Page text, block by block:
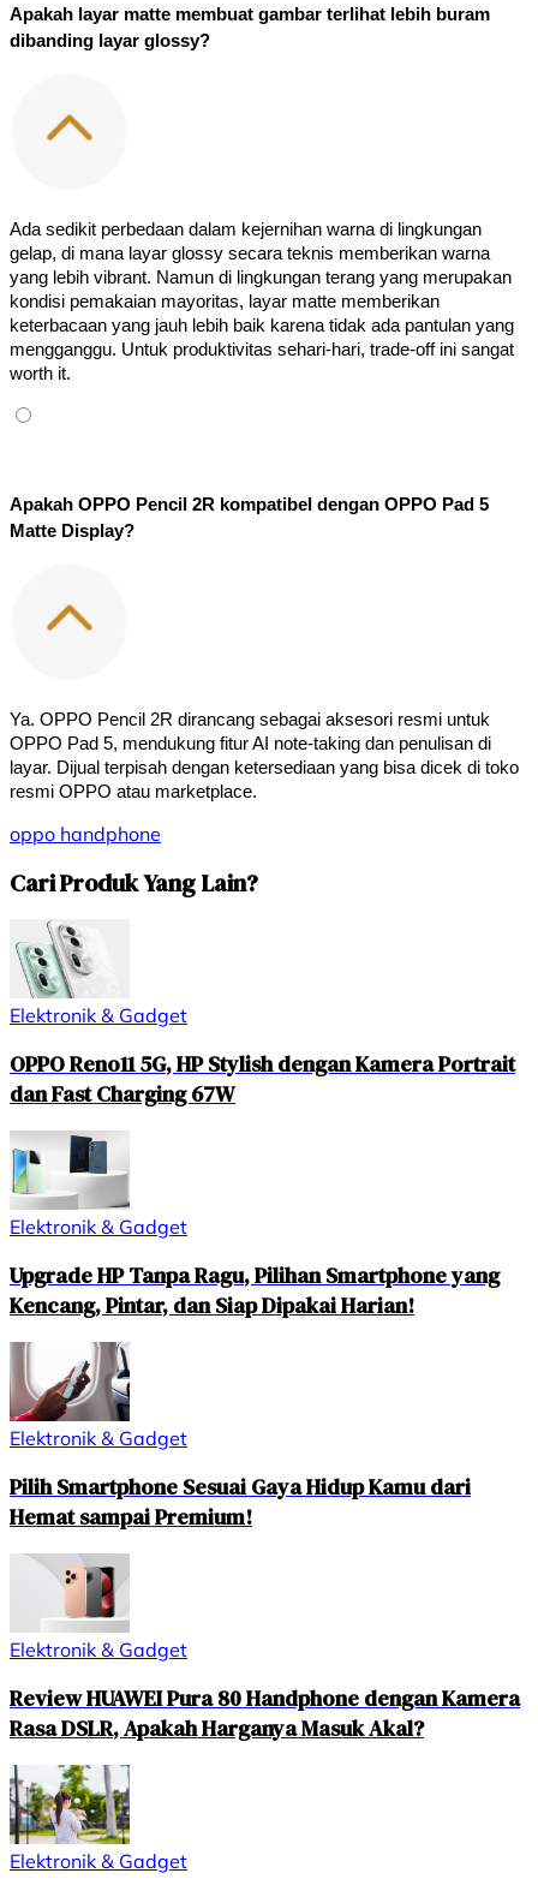
Apakah layar matte membuat gambar terlihat lebih buram
dibanding layar glossy?
Ada sedikit perbedaan dalam kejernihan warna di lingkungan
gelap, di mana layar glossy secara teknis memberikan warna
yang lebih vibrant. Namun di lingkungan terang yang merupakan
kondisi pemakaian mayoritas, layar matte memberikan
keterbacaan yang jauh lebih baik karena tidak ada pantulan yang
mengganggu. Untuk produktivitas sehari-hari, trade-off ini sangat
worth it.
Apakah OPPO Pencil 2R kompatibel dengan OPPO Pad 5
Matte Display?
Ya. OPPO Pencil 2R dirancang sebagai aksesori resmi untuk
OPPO Pad 5, mendukung fitur AI note-taking dan penulisan di
layar. Dijual terpisah dengan ketersediaan yang bisa dicek di toko
resmi OPPO atau marketplace.
oppo handphone
Cari Produk Yang Lain?
Elektronik & Gadget
OPPO Reno11 5G, HP Stylish dengan Kamera Portrait
dan Fast Charging 67W
Elektronik & Gadget
Upgrade HP Tanpa Ragu, Pilihan Smartphone yang
Kencang, Pintar, dan Siap Dipakai Harian!
Elektronik & Gadget
Pilih Smartphone Sesuai Gaya Hidup Kamu dari
Hemat sampai Premium!
Elektronik & Gadget
Review HUAWEI Pura 80 Handphone dengan Kamera
Rasa DSLR, Apakah Harganya Masuk Akal?
Elektronik & Gadget